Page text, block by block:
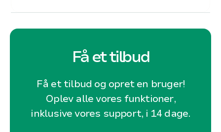
Få et tilbud
Få et tilbud og opret en bruger!
Oplev alle vores funktioner,
inklusive vores support, i 14 dage.